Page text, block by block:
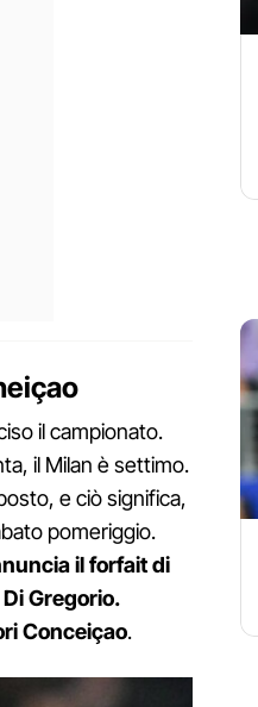
il campionato.
il Milan è settimo.
e ciò significa,
pomeriggio.
il forfait di
Gregorio.
Conceiçao.